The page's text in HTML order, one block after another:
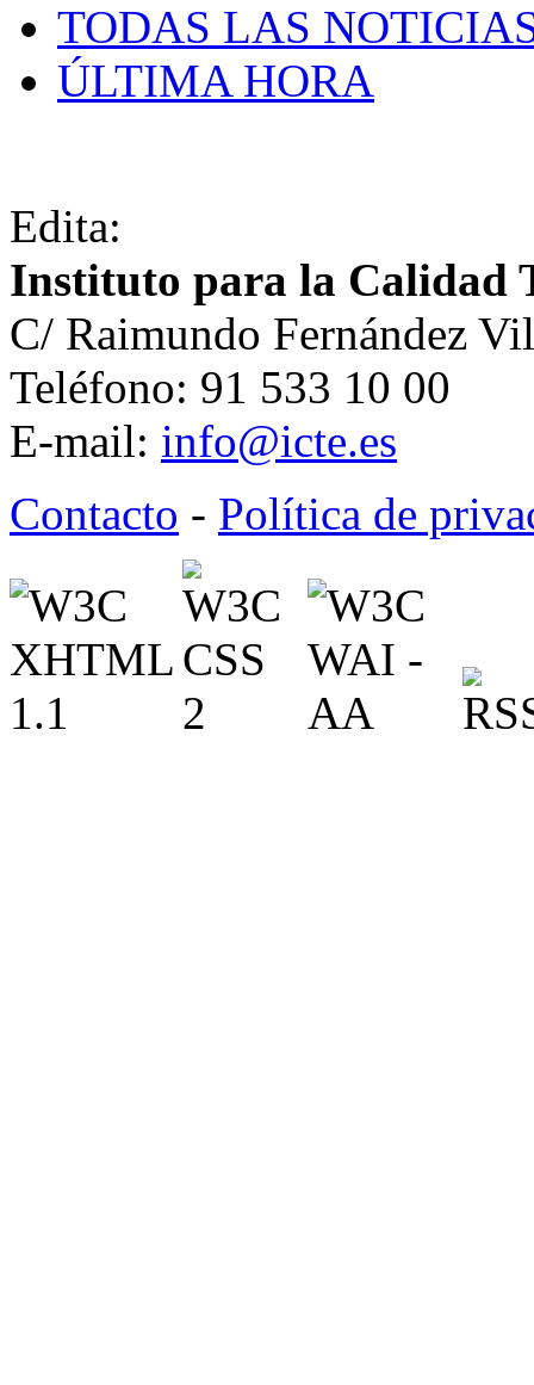
TODAS LAS
ÚLTIMA HORA
Edita:
Instituto para la Calidad
C/ Raimundo Fernández
Teléfono: 91 533 10 00
E-mail: info@icte.es
Contacto - Política de